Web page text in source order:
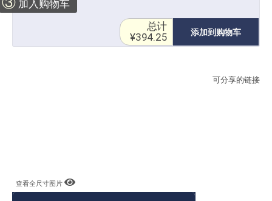
加入购物车
添加到购物车
总计
¥394.25
可分享的链接
查看全尺寸图片